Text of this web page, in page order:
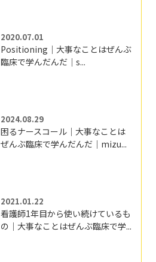
2020.07.01
Positioning｜大事なことはぜんぶ
臨床で学んだんだ｜s...
2024.08.29
困るナースコール｜大事なことは
ぜんぶ臨床で学んだんだ｜mizu...
2021.01.22
看護師1年目から使い続けているも
の｜大事なことはぜんぶ臨床で学...